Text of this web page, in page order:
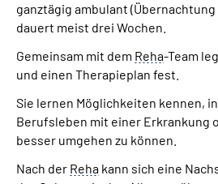
ganztägig ambulant (Übernachtung
dauert meist drei Wochen.
Gemeinsam mit dem Reha-Team
und einen Therapieplan fest.
Sie lernen Möglichkeiten kennen,
Berufsleben mit einer Erkrankung
besser umgehen zu können.
Nach der Reha kann sich eine